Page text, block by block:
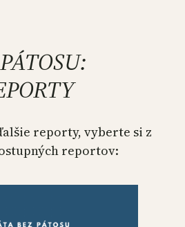
reporty, vyberte si z
reportov: